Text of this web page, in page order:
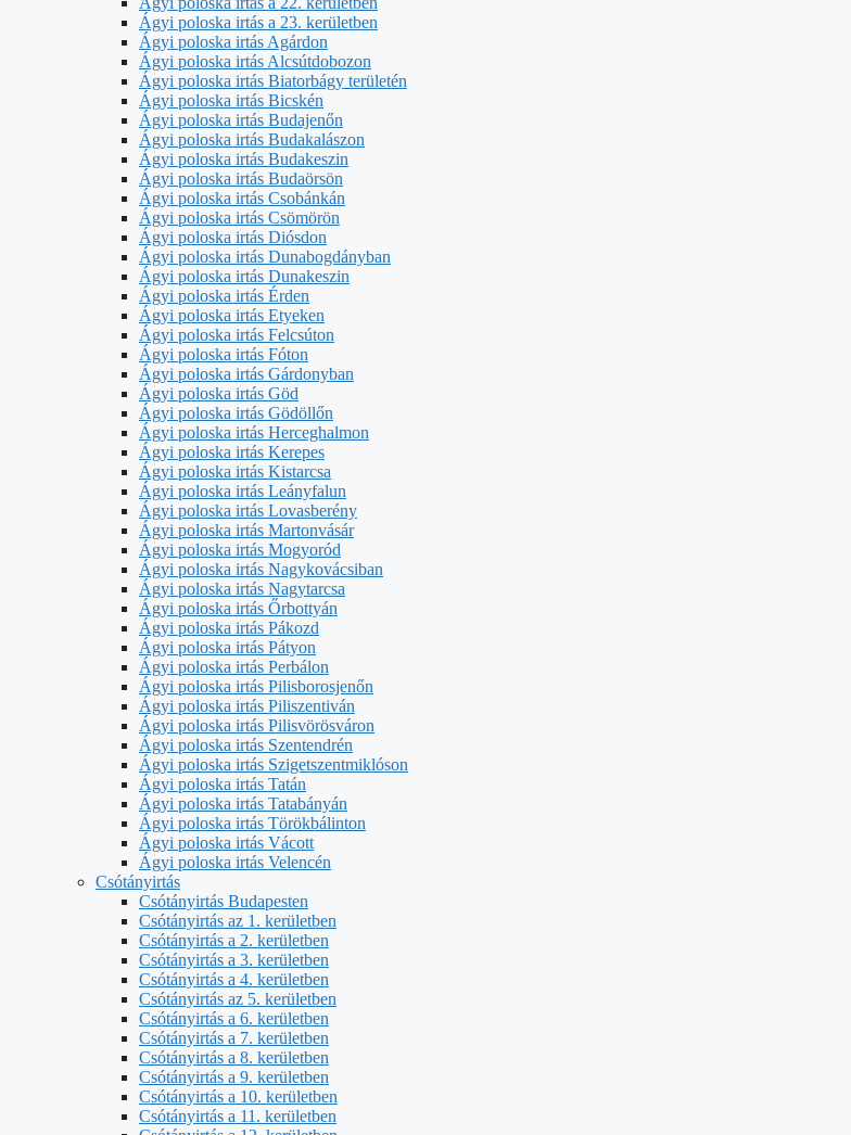
Ágyi poloska irtás a 23. kerületben
Ágyi poloska irtás Agárdon
Ágyi poloska irtás Alcsútdobozon
Ágyi poloska irtás Biatorbágy területén
Ágyi poloska irtás Bicskén
Ágyi poloska irtás Budajenőn
Ágyi poloska irtás Budakalászon
Ágyi poloska irtás Budakeszin
Ágyi poloska irtás Budaörsön
Ágyi poloska irtás Csobánkán
Ágyi poloska irtás Csömörön
Ágyi poloska irtás Diósdon
Ágyi poloska irtás Dunabogdányban
Ágyi poloska irtás Dunakeszin
Ágyi poloska irtás Érden
Ágyi poloska irtás Etyeken
Ágyi poloska irtás Felcsúton
Ágyi poloska irtás Fóton
Ágyi poloska irtás Gárdonyban
Ágyi poloska irtás Göd
Ágyi poloska irtás Gödöllőn
Ágyi poloska irtás Herceghalmon
Ágyi poloska irtás Kerepes
Ágyi poloska irtás Kistarcsa
Ágyi poloska irtás Leányfalun
Ágyi poloska irtás Lovasberény
Ágyi poloska irtás Martonvásár
Ágyi poloska irtás Mogyoród
Ágyi poloska irtás Nagykovácsiban
Ágyi poloska irtás Nagytarcsa
Ágyi poloska irtás Őrbottyán
Ágyi poloska irtás Pákozd
Ágyi poloska irtás Pátyon
Ágyi poloska irtás Perbálon
Ágyi poloska irtás Pilisborosjenőn
Ágyi poloska irtás Piliszentiván
Ágyi poloska irtás Pilisvörösváron
Ágyi poloska irtás Szentendrén
Ágyi poloska irtás Szigetszentmiklóson
Ágyi poloska irtás Tatán
Ágyi poloska irtás Tatabányán
Ágyi poloska irtás Törökbálinton
Ágyi poloska irtás Vácott
Ágyi poloska irtás Velencén
Csótányirtás
Csótányirtás Budapesten
Csótányirtás az 1. kerületben
Csótányirtás a 2. kerületben
Csótányirtás a 3. kerületben
Csótányirtás a 4. kerületben
Csótányirtás az 5. kerületben
Csótányirtás a 6. kerületben
Csótányirtás a 7. kerületben
Csótányirtás a 8. kerületben
Csótányirtás a 9. kerületben
Csótányirtás a 10. kerületben
Csótányirtás a 11. kerületben